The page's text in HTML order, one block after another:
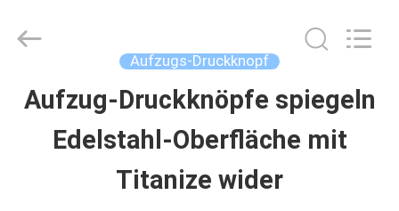
HAUS
PRODUKTE
SUNNY
Rights
Aufzugs-Druckknopf
Aufzug-Druckknöpfe spiegeln
Edelstahl-Oberfläche mit
Titanize wider